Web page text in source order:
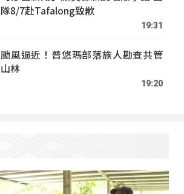
隊8/7赴Tafalong致歉
19:31
颱風逼近！普悠瑪部落族人勘查共管
山林
19:20